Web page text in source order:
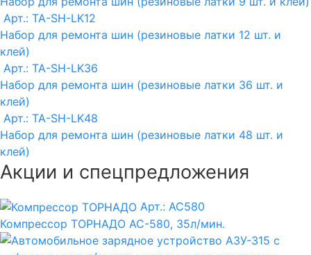
Арт.: TA-SH-LK12
Набор для ремонта шин (резиновые латки 12 шт. и
клей)
Арт.: TA-SH-LK36
Набор для ремонта шин (резиновые латки 36 шт. и
клей)
Арт.: TA-SH-LK48
Набор для ремонта шин (резиновые латки 48 шт. и
клей)
Акции и спецпредложения
Арт.: AC580
Компрессор ТОРНАДО АС-580, 35л/мин.